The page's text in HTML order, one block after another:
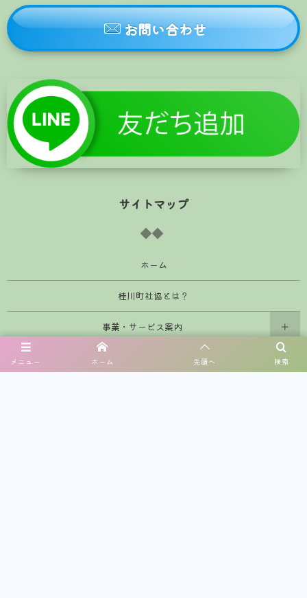
メニュー 検索
ホーム 先頭へ
お問い合わせ
サイトマップ
ホーム
桂川町社協とは？
事業・サービス案内